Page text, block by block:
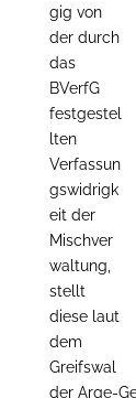
gig von
der durch
das
BVerfG
festgestel
lten
Verfassun
gswidrigk
eit der
Mischver
waltung,
stellt
diese laut
dem
Greifswal
der Arge-